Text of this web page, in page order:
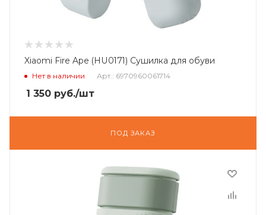
Xiaomi Fire Ape (HU0171) Сушилка для обуви
Нет в наличии Арт.: 6970960061714
1 350 руб./шт
ПОД ЗАКАЗ